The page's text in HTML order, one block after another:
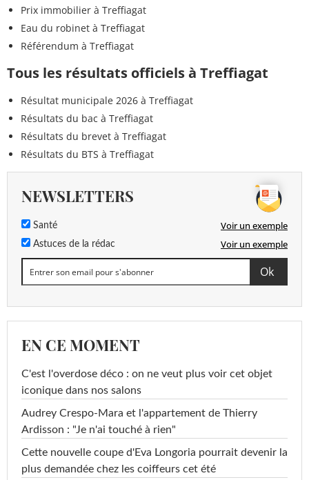
Prix immobilier à Treffiagat
Eau du robinet à Treffiagat
Référendum à Treffiagat
Tous les résultats officiels à Treffiagat
Résultat municipale 2026 à Treffiagat
Résultats du bac à Treffiagat
Résultats du brevet à Treffiagat
Résultats du BTS à Treffiagat
NEWSLETTERS
Santé Voir un exemple
Astuces de la rédac Voir un exemple
EN CE MOMENT
C'est l'overdose déco : on ne veut plus voir cet objet
iconique dans nos salons
Audrey Crespo-Mara et l'appartement de Thierry
Ardisson : "Je n'ai touché à rien"
Cette nouvelle coupe d'Eva Longoria pourrait devenir la
plus demandée chez les coiffeurs cet été